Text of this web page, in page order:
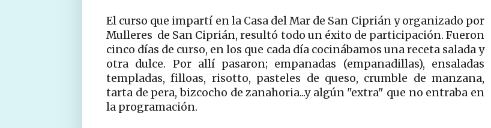
El curso que impartí en la Casa del Mar de San Ciprián y organizado por
Mulleres de San Ciprián, resultó todo un éxito de participación. Fueron
cinco días de curso, en los que cada día cocinábamos una receta salada y
otra dulce. Por allí pasaron; empanadas (empanadillas), ensaladas
templadas, filloas, risotto, pasteles de queso, crumble de manzana,
tarta de pera, bizcocho de zanahoria...y algún "extra" que no entraba en
la programación.